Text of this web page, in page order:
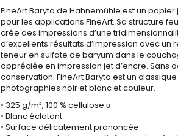
FineArt Baryta de Hahnemühle est un
pour les applications FineArt. Sa structure
crée des impressions d’une
d’excellents résultats d’impression avec
teneur en sulfate de baryum dans le
appréciée en impression jet d’encre. Sans
conservation. FineArt Baryta est un
photographies noir et blanc et couleur.
• 325 g/m², 100 % cellulose α
• Blanc éclatant
• Surface délicatement prononcée